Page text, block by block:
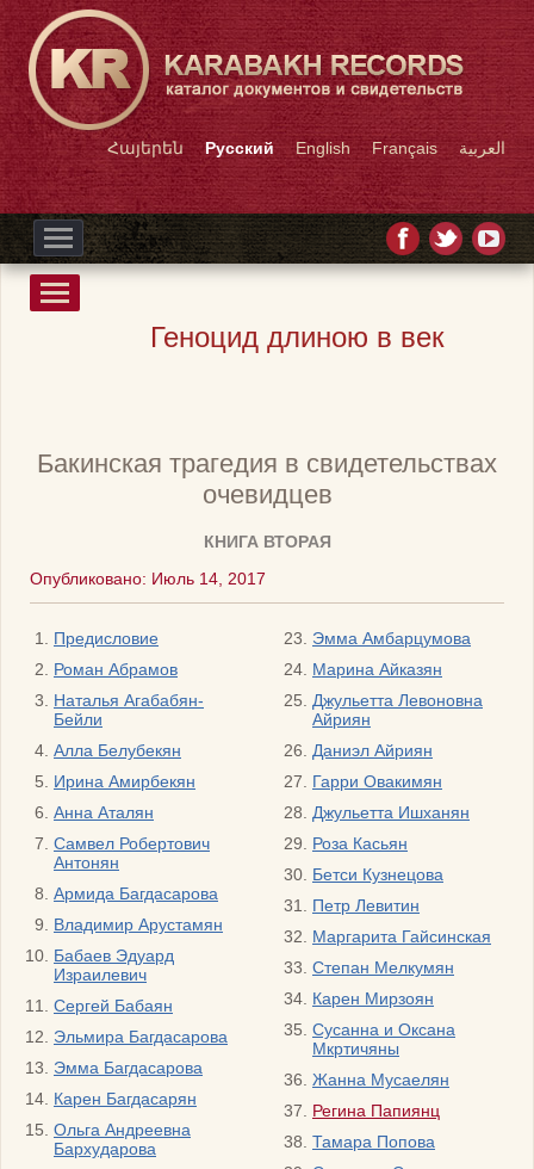
Հայերեն Русский English Français العربية
Геноцид длиною в век
Бакинская трагедия в свидетельствах
очевидцев
КНИГА ВТОРАЯ
Опубликовано: Июль 14, 2017
Предисловие
Роман Абрамов
Наталья Агабабян-
Бейли
Алла Белубекян
Ирина Амирбекян
Анна Аталян
Самвел Робертович
Антонян
Армида Багдасарова
Владимир Арустамян
Бабаев Эдуард
Израилевич
Сергей Бабаян
Эльмира Багдасарова
Эмма Багдасарова
Карен Багдасарян
Ольга Андреевна
Бархударова
Эмма Амбарцумова
Марина Айказян
Джульетта Левоновна
Айриян
Даниэл Айриян
Гарри Овакимян
Джульетта Ишханян
Роза Касьян
Бетси Кузнецова
Петр Левитин
Маргарита Гайсинская
Степан Мелкумян
Карен Мирзоян
Сусанна и Оксана
Мкртичяны
Жанна Мусаелян
Регина Папиянц
Тамара Попова